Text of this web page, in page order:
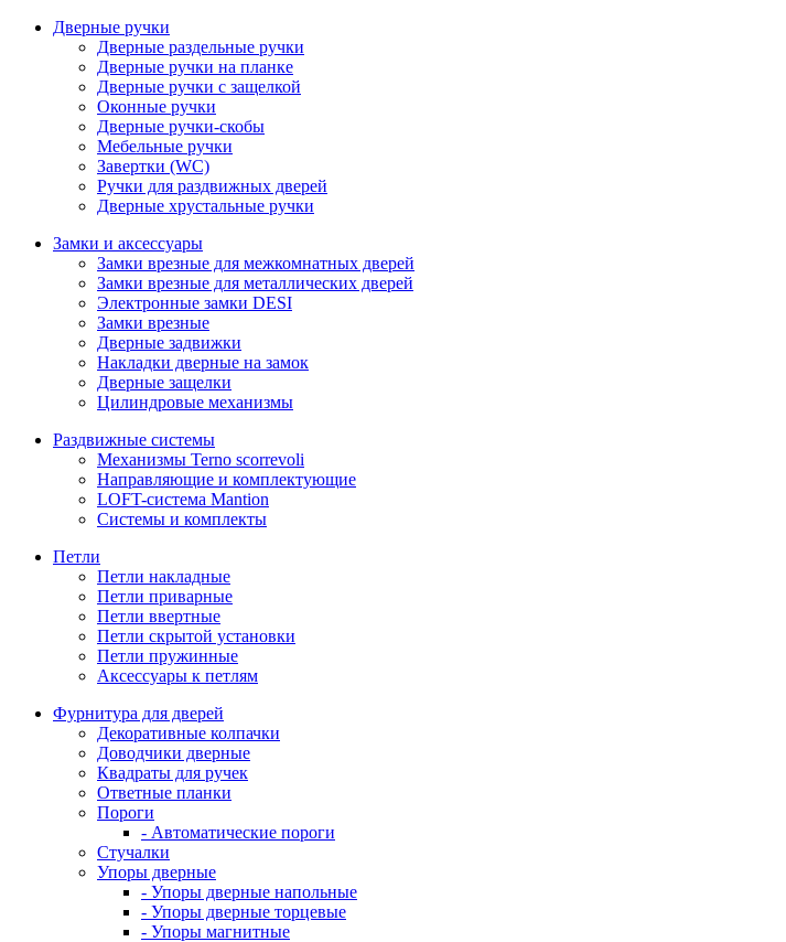
Дверные ручки
Дверные раздельные ручки
Дверные ручки на планке
Дверные ручки с защелкой
Оконные ручки
Дверные ручки-скобы
Мебельные ручки
Завертки (WC)
Ручки для раздвижных дверей
Дверные хрустальные ручки
Замки и аксессуары
Замки врезные для межкомнатных дверей
Замки врезные для металлических дверей
Электронные замки DESI
Замки врезные
Дверные задвижки
Накладки дверные на замок
Дверные защелки
Цилиндровые механизмы
Раздвижные системы
Механизмы Terno scorrevoli
Направляющие и комплектующие
LOFT-cистема Mantion
Системы и комплекты
Петли
Петли накладные
Петли приварные
Петли ввертные
Петли скрытой установки
Петли пружинные
Аксессуары к петлям
Фурнитура для дверей
Декоративные колпачки
Доводчики дверные
Квадраты для ручек
Ответные планки
Пороги
- Автоматические пороги
Стучалки
Упоры дверные
- Упоры дверные напольные
- Упоры дверные торцевые
- Упоры магнитные